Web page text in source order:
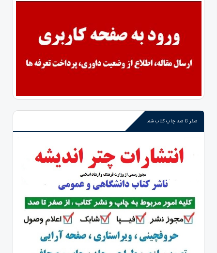
صفر تا صد چاپ کتاب شما